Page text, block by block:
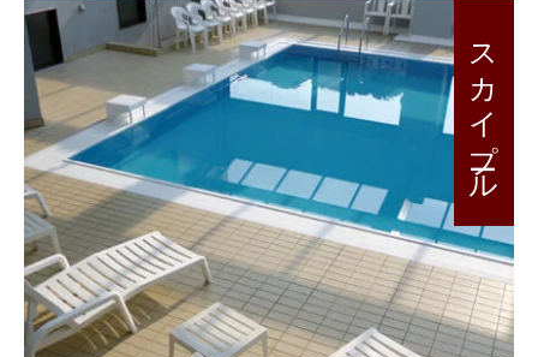
スカイプール